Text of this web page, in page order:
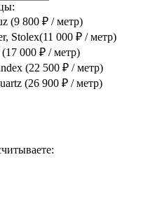
(9 800 ₽ / метр)
Stolex(11 000 ₽ / метр)
000 ₽ / метр)
(22 500 ₽ / метр)
(26 900 ₽ / метр)